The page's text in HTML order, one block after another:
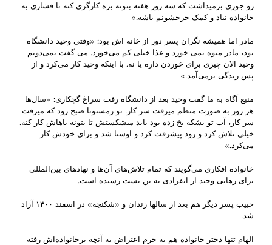
رو جوری برمیداشت که سه روز هفته بتونه بره کارگری کنه تا فشاری به
خانواده نیاد و کمک خرجشونم باشه.»
مادر اما همیشه نگران پسر دور از خانه اش بود: «وقتی وحید دانشگاه
بود، مادر میوه نمی خورد و غذا خیلی کم می‌خورد. می گفت نمی‌دونم
وحید الان چیزی برای خوردن داره یا نه. با اینکه وحید کار می‌کرد و از
پس زندگی برمی‌آمد.»
منبع آگاه به ما گفت وحید بعد از دانشگاه رفت سراغ گچکاری: «سال‌ها
هر روز به صورت منظم میرفت سر کار. تو زمستونا صبح زود که میرفت
سر کار، آب تو بشکه یخ زده بود باید میشکستش تا بتونه باهاش کار کنه.
خیلی تلاش کرد و زود پیشرفت کرد و اوستا شد و برای خودش کار
می‌کرد.»
خانواده افکاری می‌گویند که تمام تلاش‌های آن‌ها و نهادهای بین‌المللی
برای رهایی وحید از انفرادی به بن بست رسیده است.
حبیب پسر دیگر هم بعد از سالها زندان و «شکنجه» در اسفند ۱۴۰۰ آزاد
شد.
الهام تنها دختر خانواده هم به جرم اعتراض به آنچه برخانواده‌اش رفته